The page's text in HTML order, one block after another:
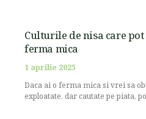
Culturile de nisa care
ferma mica
1 aprilie 2025
Daca ai o ferma mica si vrei sa
exploatate, dar cautate pe piata,